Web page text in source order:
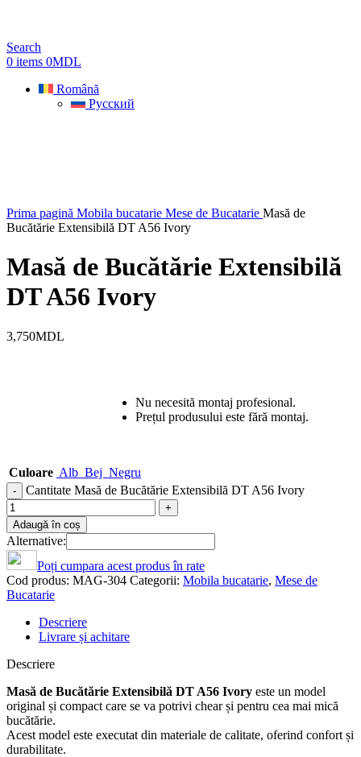
Search
0 items 0MDL
Română
Русский
Prima pagină Mobila bucatarie Mese de Bucatarie Masă de
Bucătărie Extensibilă DT A56 Ivory
Masă de Bucătărie Extensibilă
DT A56 Ivory
3,750MDL
Nu necesită montaj profesional.
Prețul produsului este fără montaj.
Culoare Alb Bej Negru
Cantitate Masă de Bucătărie Extensibilă DT A56 Ivory
Adaugă în coș
Alternative:
Poți cumpara acest produs în rate
Cod produs: MAG-304 Categorii: Mobila bucatarie, Mese de
Bucatarie
Descriere
Livrare și achitare
Descriere
Masă de Bucătărie Extensibilă DT A56 Ivory este un model
original și compact care se va potrivi chear și pentru cea mai mică
bucătărie.
Acest model este executat din materiale de calitate, oferind confort și
durabilitate.